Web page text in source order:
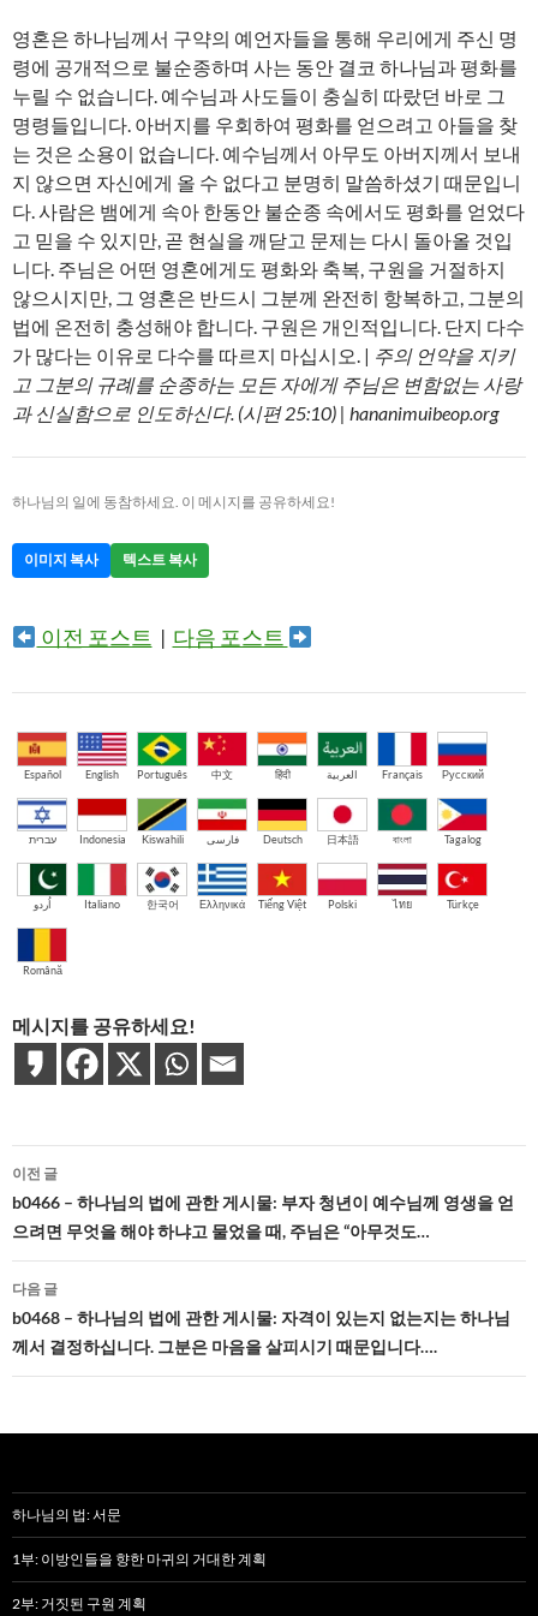
영혼은 하나님께서 구약의 예언자들을 통해 우리에게 주신 명
령에 공개적으로 불순종하며 사는 동안 결코 하나님과 평화를
누릴 수 없습니다. 예수님과 사도들이 충실히 따랐던 바로 그
명령들입니다. 아버지를 우회하여 평화를 얻으려고 아들을 찾
는 것은 소용이 없습니다. 예수님께서 아무도 아버지께서 보내
지 않으면 자신에게 올 수 없다고 분명히 말씀하셨기 때문입니
다. 사람은 뱀에게 속아 한동안 불순종 속에서도 평화를 얻었다
고 믿을 수 있지만, 곧 현실을 깨닫고 문제는 다시 돌아올 것입
니다. 주님은 어떤 영혼에게도 평화와 축복, 구원을 거절하지
않으시지만, 그 영혼은 반드시 그분께 완전히 항복하고, 그분의
법에 온전히 충성해야 합니다. 구원은 개인적입니다. 단지 다수
가 많다는 이유로 다수를 따르지 마십시오. | 주의 언약을 지키
고 그분의 규례를 순종하는 모든 자에게 주님은 변함없는 사랑
과 신실함으로 인도하신다. (시편 25:10) | hananimuibeop.org
하나님의 일에 동참하세요. 이 메시지를 공유하세요!
이미지 복사 텍스트 복사
이전 포스트 | 다음 포스트
Español English Português 中文 हिंदी العربية Français Русский
עברית Indonesia Kiswahili فارسی Deutsch 日本語 বাংলা Tagalog
اُردو Italiano 한국어 Ελληνικά Tiếng Việt Polski ไทย Türkçe
Română
메시지를 공유하세요!
글
네
비
게
이
션
이전 글
b0466 – 하나님의 법에 관한 게시물: 부자 청년이 예수님께 영생을 얻
으려면 무엇을 해야 하냐고 물었을 때, 주님은 “아무것도…
다음 글
b0468 – 하나님의 법에 관한 게시물: 자격이 있는지 없는지는 하나님
께서 결정하십니다. 그분은 마음을 살피시기 때문입니다….
하나님의 법: 서문
1부: 이방인들을 향한 마귀의 거대한 계획
2부: 거짓된 구원 계획